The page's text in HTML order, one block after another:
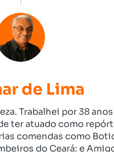
de Lima
Trabalhei por 38
ter atuado como
comendas como
do Ceará; e